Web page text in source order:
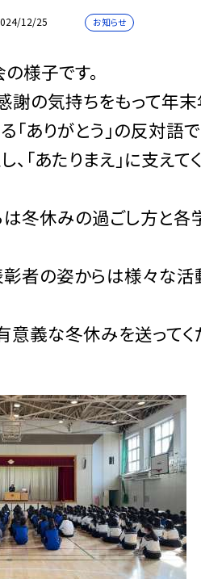
12/25 お知らせ
様子です。
の気持ちをもって年末
ありがとう」の反対語で
、「あたりまえ」に支え
冬休みの過ごし方と各
彰者の姿からは様々な
義な冬休みを送ってく